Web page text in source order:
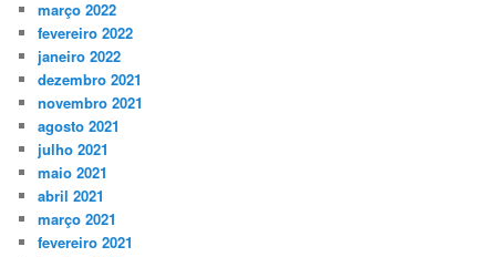
março 2022
fevereiro 2022
janeiro 2022
dezembro 2021
novembro 2021
agosto 2021
julho 2021
maio 2021
abril 2021
março 2021
fevereiro 2021